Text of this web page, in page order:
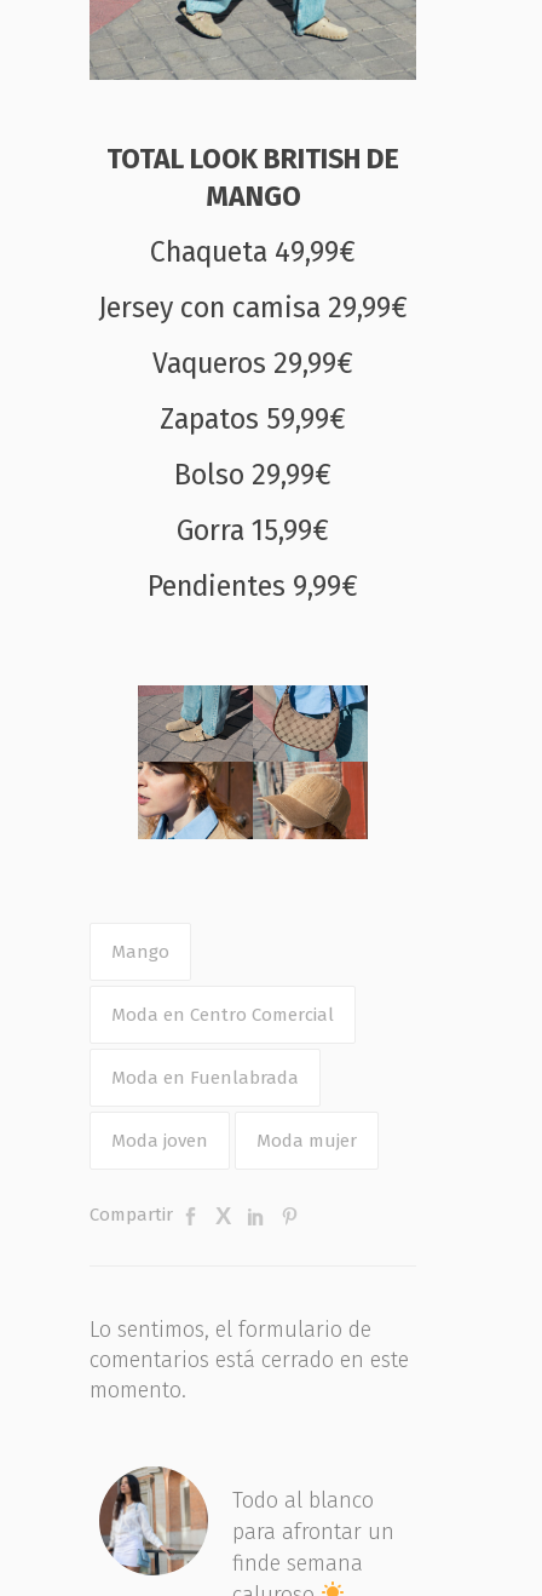
TOTAL LOOK BRITISH DE
MANGO
Chaqueta 49,99€
Jersey con camisa 29,99€
Vaqueros 29,99€
Zapatos 59,99€
Bolso 29,99€
Gorra 15,99€
Pendientes 9,99€
Mango
Moda en Centro Comercial
Moda en Fuenlabrada
Moda joven Moda mujer
Compartir
Lo sentimos, el formulario de
comentarios está cerrado en este
momento.
Todo al blanco
para afrontar un
finde semana